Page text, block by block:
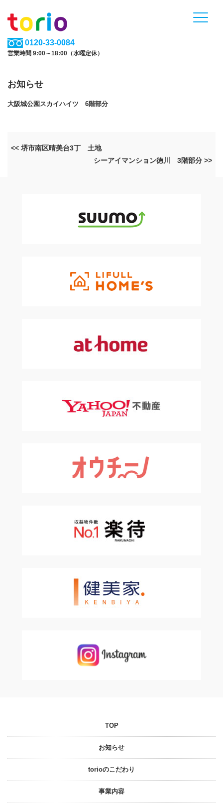
0120-33-0084
営業時間 9:00～18:00（水曜定休）
お知らせ
大阪城公園スカイハイツ 6階部分
<< 堺市南区晴美台3丁 土地
シーアイマンション徳川 3階部分 >>
TOP
お知らせ
torioのこだわり
事業内容